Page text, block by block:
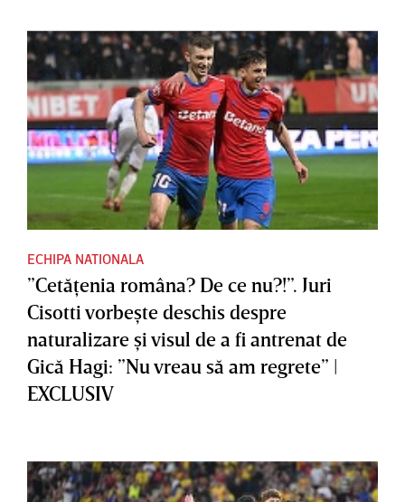
ECHIPA NATIONALA
”Cetăţenia româna? De ce nu?!”. Juri
Cisotti vorbeşte deschis despre
naturalizare şi visul de a fi antrenat de
Gică Hagi: ”Nu vreau să am regrete” |
EXCLUSIV